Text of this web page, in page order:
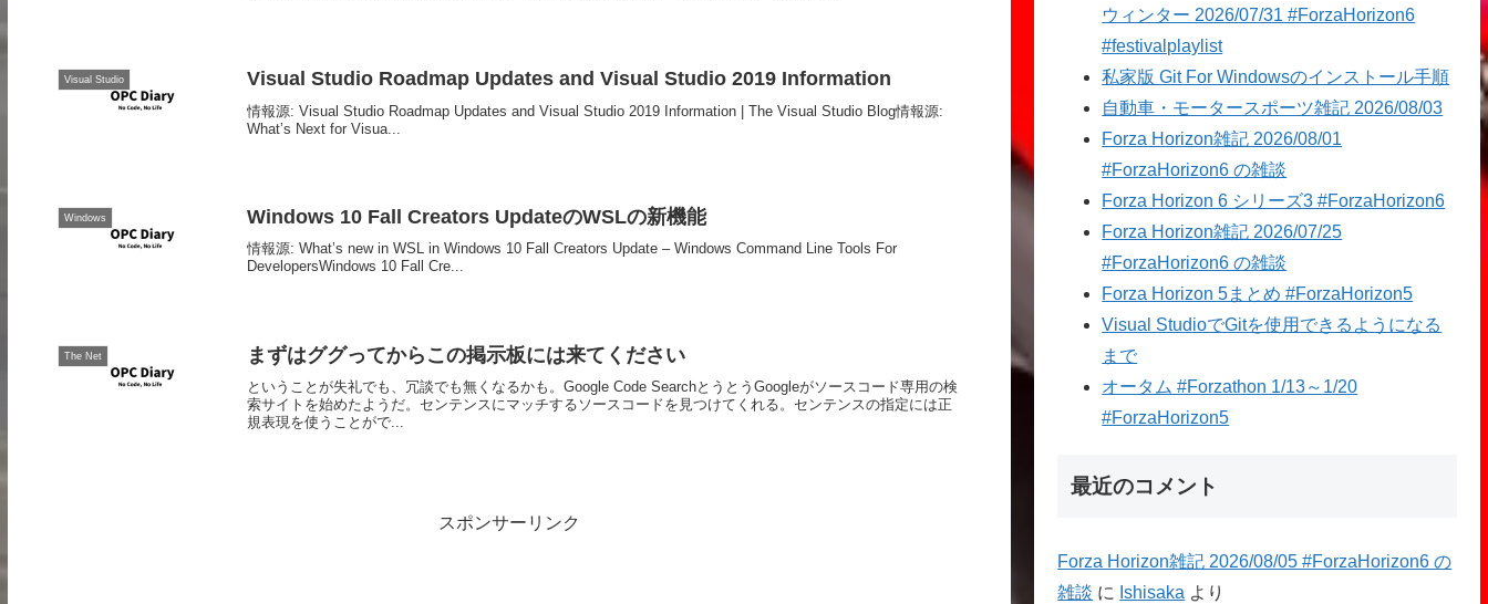
Visual Studio Visual Studio Roadmap Updates and Visual Studio 2019 Information
情報源: Visual Studio Roadmap Updates and Visual Studio 2019 Information | The Visual Studio Blog情報源:
What’s Next for Visua...
Windows Windows 10 Fall Creators UpdateのWSLの新機能
情報源: What’s new in WSL in Windows 10 Fall Creators Update – Windows Command Line Tools For
DevelopersWindows 10 Fall Cre...
The Net まずはググってからこの掲示板には来てください
ということが失礼でも、冗談でも無くなるかも。Google Code SearchとうとうGoogleがソースコード専用の検
索サイトを始めたようだ。センテンスにマッチするソースコードを見つけてくれる。センテンスの指定には正
規表現を使うことがで...
スポンサーリンク
ウィンター 2026/07/31 #ForzaHorizon6
#festivalplaylist
私家版 Git For Windowsのインストール手順
自動車・モータースポーツ雑記 2026/08/03
Forza Horizon雑記 2026/08/01
#ForzaHorizon6 の雑談
Forza Horizon 6 シリーズ3 #ForzaHorizon6
Forza Horizon雑記 2026/07/25
#ForzaHorizon6 の雑談
Forza Horizon 5まとめ #ForzaHorizon5
Visual StudioでGitを使用できるようになる
まで
オータム #Forzathon 1/13～1/20
#ForzaHorizon5
最近のコメント
Forza Horizon雑記 2026/08/05 #ForzaHorizon6 の
雑談 に Ishisaka より